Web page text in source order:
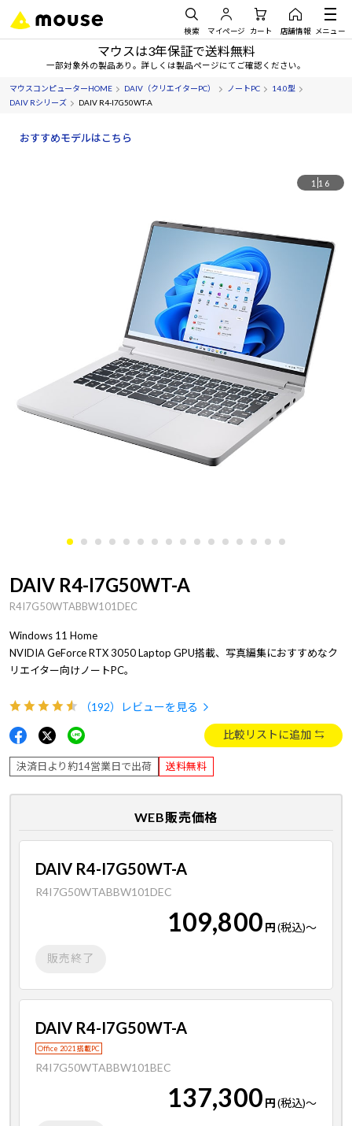
検索 マイページ カート 店舗情報 メニュー
マウスは3年保証で送料無料
一部対象外の製品あり。詳しくは製品ページにてご確認ください。
マウスコンピューターHOME DAIV（クリエイターPC） ノートPC
14.0型
DAIV Rシリーズ
DAIV R4-I7G50WT-A
おすすめモデルはこちら
1 16
DAIV R4-I7G50WT-A
R4I7G50WTABBW101DEC
Windows 11 Home
NVIDIA GeForce RTX 3050 Laptop GPU搭載、写真編集におすすめなク
リエイター向けノートPC。
（192） レビューを見る
比較リストに追加
決済日より約14営業日で出荷 送料無料
WEB販売価格
DAIV R4-I7G50WT-A
R4I7G50WTABBW101DEC
109,800 円(税込)～
販売終了
DAIV R4-I7G50WT-A
Office 2021 搭載PC
R4I7G50WTABBW101BEC
137,300 円(税込)～